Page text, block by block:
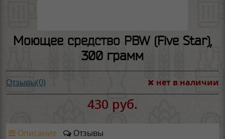
Моющее средство PBW (Five Star),
300 грамм
Отзывы(0) нет в наличии
430 руб.
Описание Отзывы